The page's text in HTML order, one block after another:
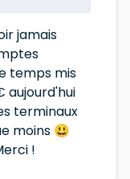
jamais
temps mis
aujourd'hui
terminaux
moins 😃
!